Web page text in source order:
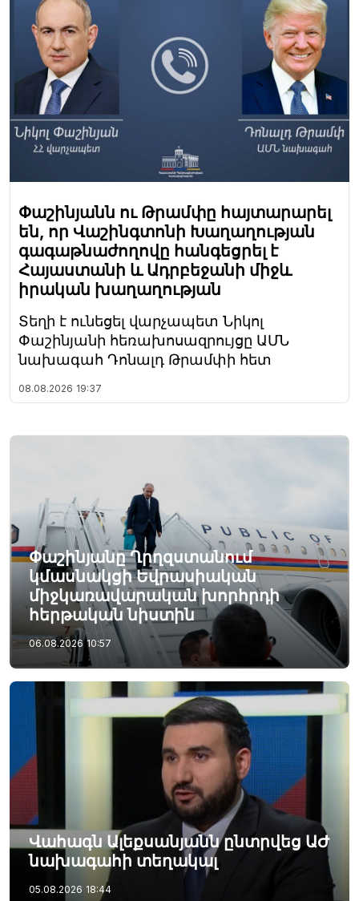
Փաշինյանն ու Թրամփը հայտարարել
են, որ Վաշինգտոնի Խաղաղության
գագաթնաժողովը հանգեցրել է
Հայաստանի և Ադրբեջանի միջև
իրական խաղաղության
Տեղի է ունեցել վարչապետ Նիկոլ
Փաշինյանի հեռախոսազրույցը ԱՄՆ
նախագահ Դոնալդ Թրամփի հետ
08.08.2026 19:37
Փաշինյանը Ղրղզստանում
կմասնակցի Եվրասիական
միջկառավարական խորհրդի
հերթական նիստին
06.08.2026 10:57
Վահագն Ալեքսանյանն ընտրվեց ԱԺ
նախագահի տեղակալ
05.08.2026 18:44